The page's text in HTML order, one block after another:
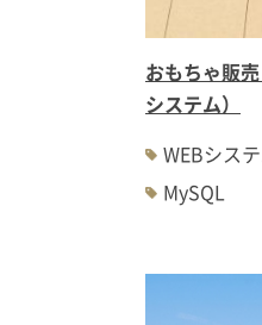
おもちゃ販
システム）
WEBシス
MySQL